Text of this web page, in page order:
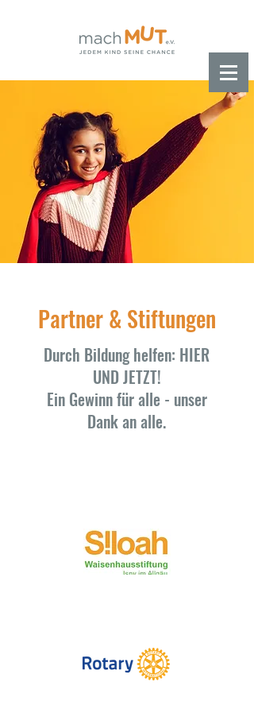
Partner & Stiftungen
Durch Bildung helfen: HIER
UND JETZT!
Ein Gewinn für alle - unser
Dank an alle.